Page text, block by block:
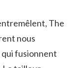
The
nous
fusionnent